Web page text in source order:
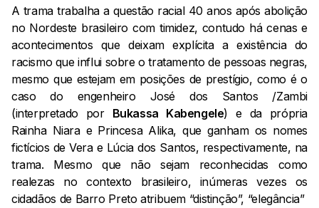
A trama trabalha a questão racial 40 anos após abolição
no Nordeste brasileiro com timidez, contudo há cenas e
acontecimentos que deixam explícita a existência do
racismo que influi sobre o tratamento de pessoas negras,
mesmo que estejam em posições de prestígio, como é o
caso do engenheiro José dos Santos /Zambi
(interpretado por Bukassa Kabengele) e da própria
Rainha Niara e Princesa Alika, que ganham os nomes
fictícios de Vera e Lúcia dos Santos, respectivamente, na
trama. Mesmo que não sejam reconhecidas como
realezas no contexto brasileiro, inúmeras vezes os
cidadãos de Barro Preto atribuem “distinção”, “elegância”